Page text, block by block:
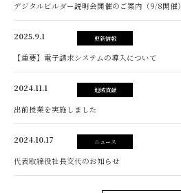
デジタルビルダー説明会開催のご案内（9/8開催）
2025.9.1 更新情報
【重要】電子請求システムの導入について
2024.11.1 地域貢献
出前授業を実施しました
2024.10.17 ニュース
代表取締役社長交代のお知らせ